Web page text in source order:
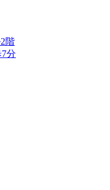
階
分